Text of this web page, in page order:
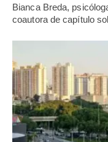
Bianca Breda,
coautora de capítulo